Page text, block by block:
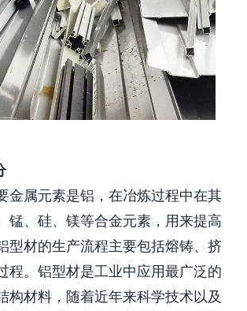
金属元素是铝，在冶炼过程中在其
锰、硅、镁等合金元素，用来提高
型材的生产流程主要包括熔铸、挤
程。铝型材是工业中应用最广泛的
构材料，随着近年来科学技术以及